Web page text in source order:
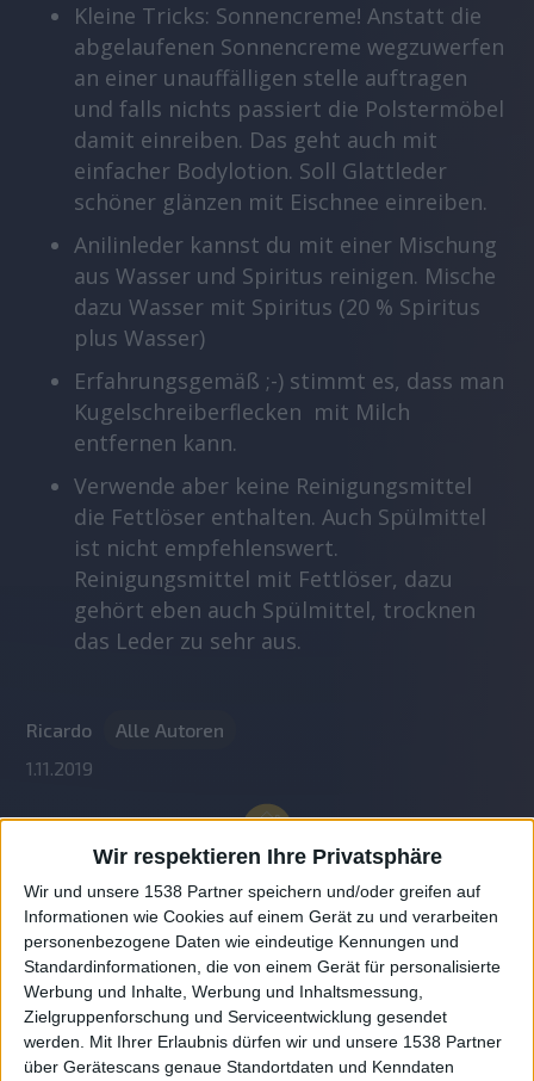
Wir respektieren Ihre Privatsphäre
Wir und unsere 1538 Partner speichern und/oder greifen auf
Informationen wie Cookies auf einem Gerät zu und verarbeiten
personenbezogene Daten wie eindeutige Kennungen und
Standardinformationen, die von einem Gerät für personalisierte
Werbung und Inhalte, Werbung und Inhaltsmessung,
Zielgruppenforschung und Serviceentwicklung gesendet
werden.
Mit Ihrer Erlaubnis dürfen wir und unsere 1538 Partner
über Gerätescans genaue Standortdaten und Kenndaten
Kleine Tricks: Sonnencreme! Anstatt die
abgelaufenen Sonnencreme wegzuwerfen
an einer unauffälligen stelle auftragen
und falls nichts passiert die Polstermöbel
damit einreiben. Das geht auch mit
einfacher Bodylotion. Soll Glattleder
schöner glänzen mit Eischnee einreiben.
Anilinleder kannst du mit einer Mischung
aus Wasser und Spiritus reinigen. Mische
dazu Wasser mit Spiritus (20 % Spiritus
plus Wasser)
Erfahrungsgemäß ;-) stimmt es, dass man
Kugelschreiberflecken mit Milch
entfernen kann.
Verwende aber keine Reinigungsmittel
die Fettlöser enthalten. Auch Spülmittel
ist nicht empfehlenswert.
Reinigungsmittel mit Fettlöser, dazu
gehört eben auch Spülmittel, trocknen
das Leder zu sehr aus.
Ricardo
Alle Autoren
1.11.2019
Auf DESMONDO findet Ihr Inspirationen für
individuelles, gemütliches und intelligentes Wohnen,